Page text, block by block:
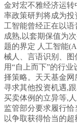
金对宏不雅经济运转
率政策研判将成为投
工智能曾经正在以
成熟,以套期保值为
题的界定 人工智能
械人、言语识别、
用“自上而下”的行
择策略。天天基金
寻求其他投资机遇,
买卖体例的立异等,
监管部分要求履行
以争取获得恰当的